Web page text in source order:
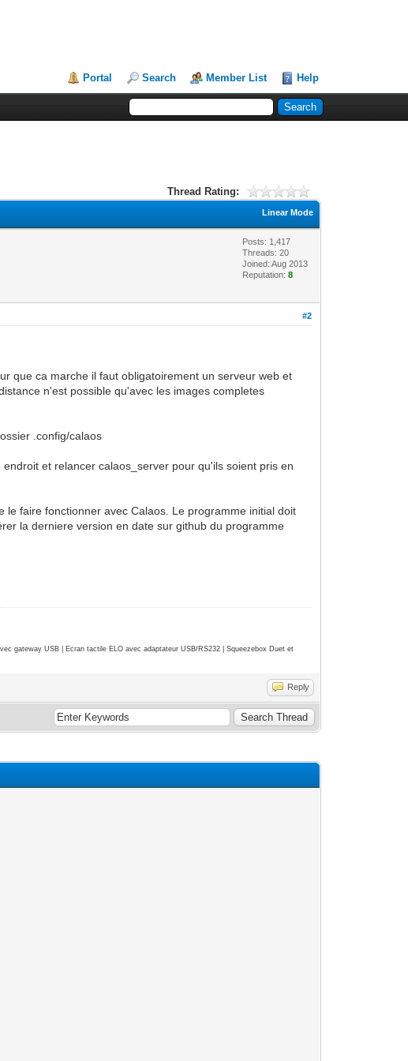
Portal Search Member List Help
Thread Rating:
Linear Mode
Posts: 1,417
Threads: 20
Joined: Aug 2013
Reputation:8
#2
que ca marche il faut obligatoirement un serveur web et
n'est possible qu'avec les images completes
.config/calaos
et relancer calaos_server pour qu'ils soient pris en
faire fonctionner avec Calaos. Le programme initial doit
la derniere version en date sur github du programme
gateway USB | Ecran tactile ELO avec adaptateur USB/RS232 | Squeezebox Duet et
Reply